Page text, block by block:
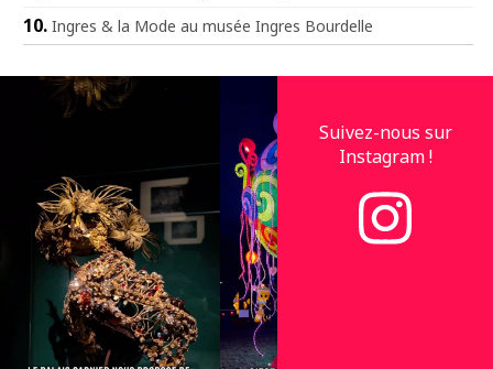
Ingres & la Mode au musée Ingres Bourdelle
Suivez-nous sur
Instagram !